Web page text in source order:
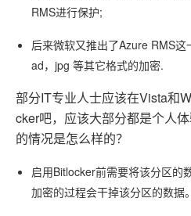
RMS进行保护;
后来微软又推出了Azure RMS
ad，jpg 等其它格式的加密.
部分IT专业人士应该在Vista和
cker吧，应该大部分都是个人
的情况是怎么样的？
启用Bitlocker前需要将该分区的
加密的过程会干掉该分区的数据。